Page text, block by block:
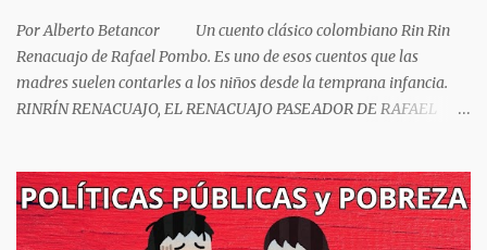
Por Alberto Betancor Un cuento clásico colombiano Rin Rin
Renacuajo de Rafael Pombo. Es uno de esos cuentos que las
madres suelen contarles a los niños desde la temprana infancia.
RINRÍN RENACUAJO, EL RENACUAJO PASEADOR DE RAFAEL
Sombrero encintado y chupa de boda. -¡Muchacho, no salgas!- le
grita mamá pero él hace un gesto y orondo se va. Halló en el
camino, a un ratón vecino Y le dijo: -¡amigo!- venga usted conmigo,